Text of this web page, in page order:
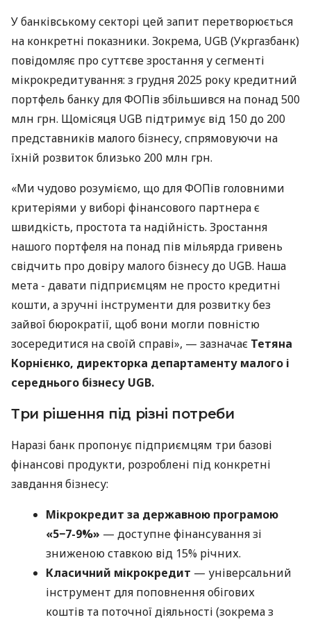
У банківському секторі цей запит перетворюється
на конкретні показники. Зокрема, UGB (Укргазбанк)
повідомляє про суттєве зростання у сегменті
мікрокредитування: з грудня 2025 року кредитний
портфель банку для ФОПів збільшився на понад 500
млн грн. Щомісяця UGB підтримує від 150 до 200
представників малого бізнесу, спрямовуючи на
їхній розвиток близько 200 млн грн.
«Ми чудово розуміємо, що для ФОПів головними
критеріями у виборі фінансового партнера є
швидкість, простота та надійність. Зростання
нашого портфеля на понад пів мільярда гривень
свідчить про довіру малого бізнесу до UGB. Наша
мета - давати підприємцям не просто кредитні
кошти, а зручні інструменти для розвитку без
зайвої бюрократії, щоб вони могли повністю
зосередитися на своїй справі», — зазначає Тетяна
Корнієнко, директорка департаменту малого і
середнього бізнесу UGB.
Три рішення під різні потреби
Наразі банк пропонує підприємцям три базові
фінансові продукти, розроблені під конкретні
завдання бізнесу:
Мікрокредит за державною програмою
«5−7-9%» — доступне фінансування зі
зниженою ставкою від 15% річних.
Класичний мікрокредит — універсальний
інструмент для поповнення обігових
коштів та поточної діяльності (зокрема з